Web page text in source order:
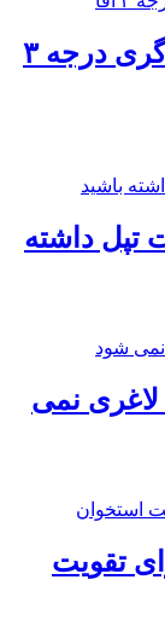
کلاس تئوری مربی گری درجه ۳
تپل داشته
نمی
تقویت